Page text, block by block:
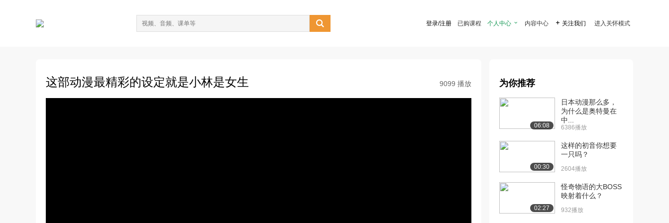
 登录/注册 已购课程 个人中心  内容中心  关注我们 进入关怀模式
这部动漫最精彩的设定就是小林是女生 9099 播放 为你推荐
06:08
日本动漫那么多，
为什么是奥特曼在
中...
6386播放
00:30
这样的初音你想要
一只吗？
2604播放
02:27
怪奇物语的大BOSS
映射着什么？
932播放